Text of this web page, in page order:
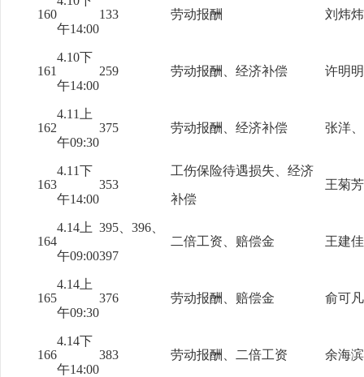
160
午14:00
133 劳动报酬 刘炜
161
4.10下
午14:00
259 劳动报酬、经济补偿 许明
162
4.11上
午09:30
375 劳动报酬、经济补偿 张洋
163
4.11下
午14:00
353
工伤保险待遇损失、经济
补偿
王菊
164
4.14上
午09:00
395、396、
397
二倍工资、赔偿金 王建
165
4.14上
午09:30
376 劳动报酬、赔偿金 俞可
166
4.14下
午14:00
383 劳动报酬、二倍工资 余海